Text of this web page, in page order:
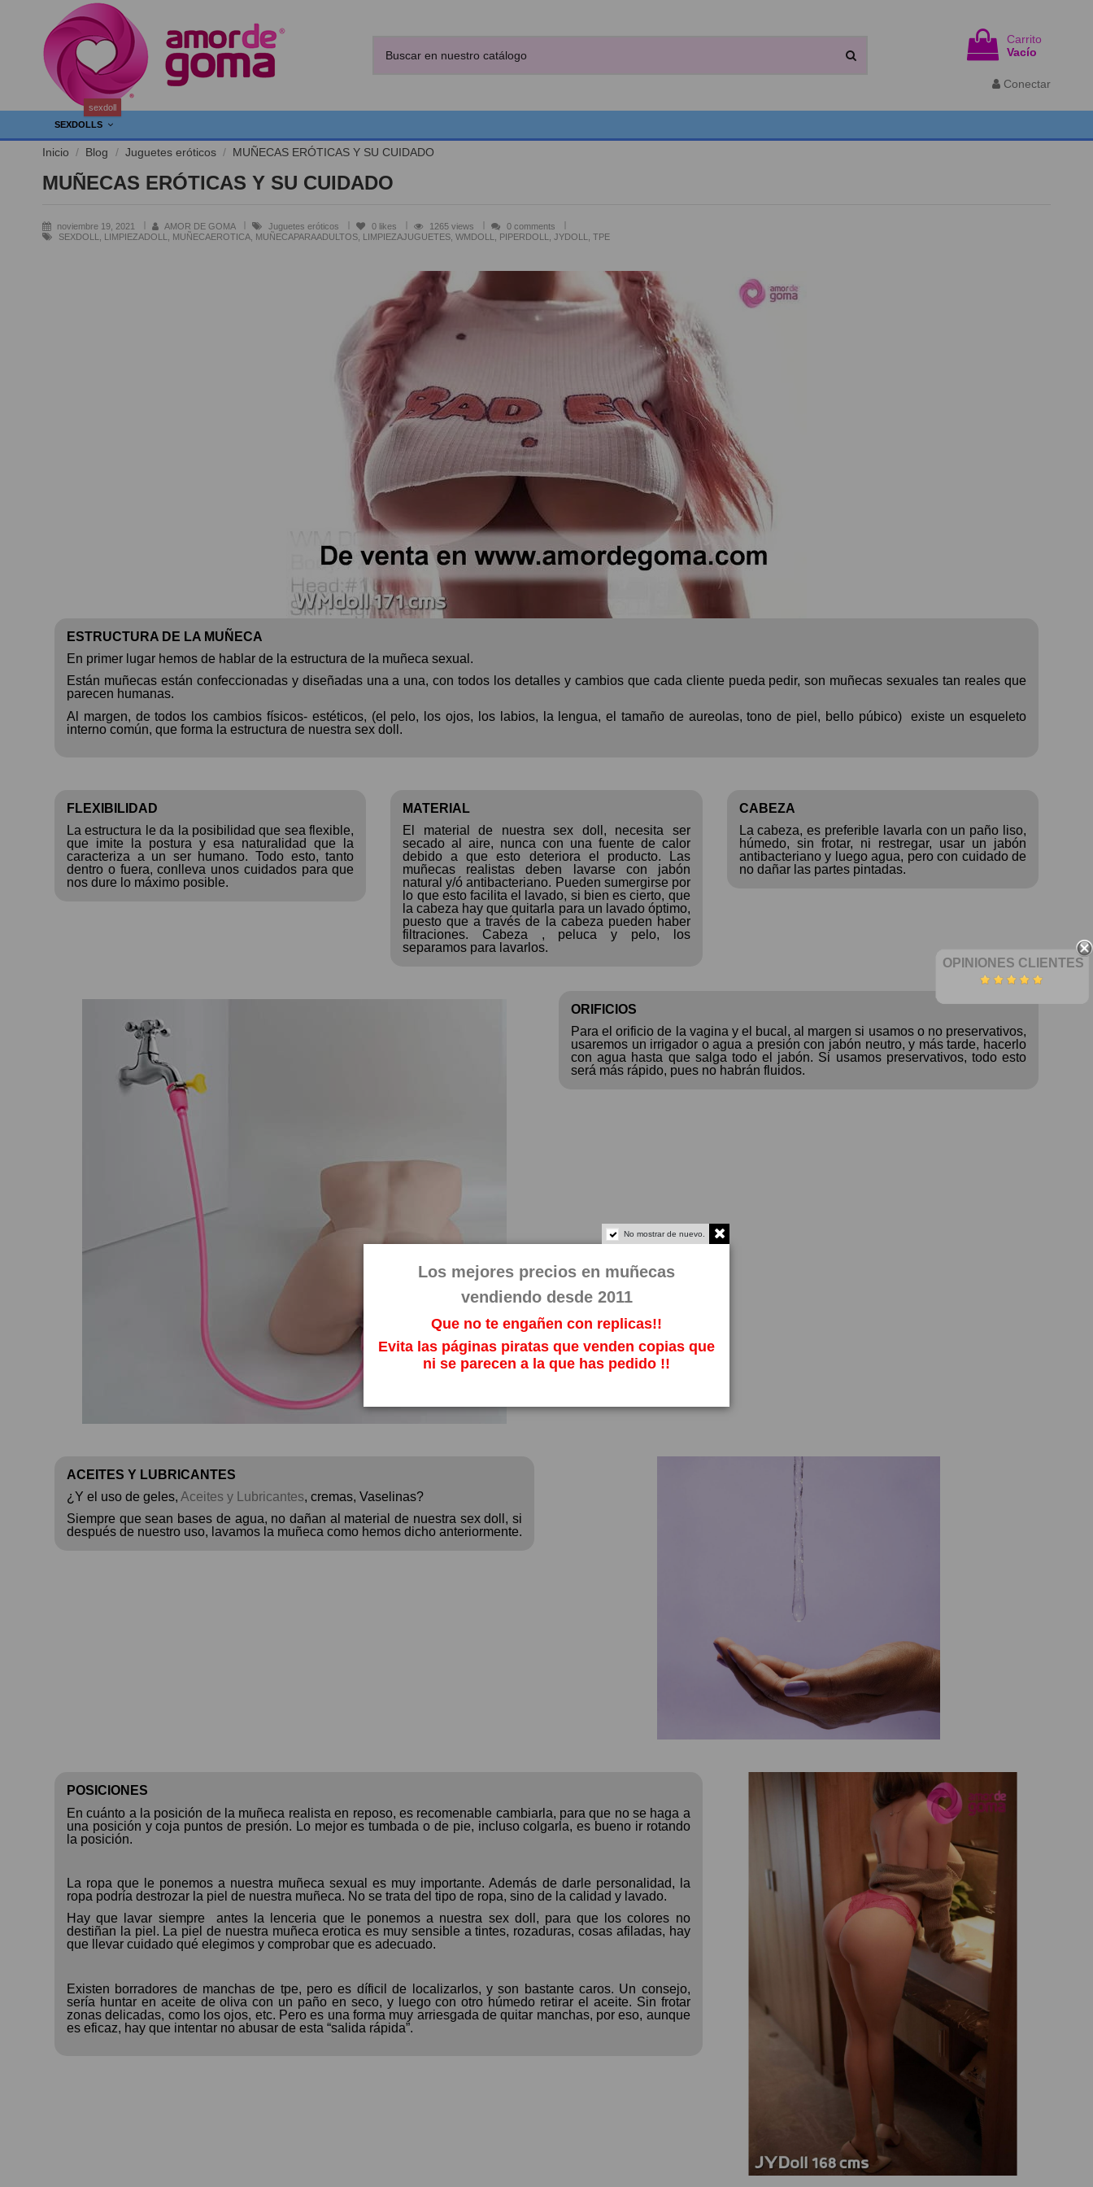
Carrito
Vacío
Conectar
SEXDOLLS
sexdoll
Inicio Blog Juguetes eróticos MUÑECAS ERÓTICAS Y SU CUIDADO
MUÑECAS ERÓTICAS Y SU CUIDADO
noviembre 19, 2021 AMOR DE GOMA Juguetes eróticos 0 likes 1265 views
0 comments
SEXDOLL, LIMPIEZADOLL, MUÑECAEROTICA, MUÑECAPARAADULTOS, LIMPIEZAJUGUETES, WMDOLL, PIPERDOLL, JYDOLL, TPE
ESTRUCTURA DE LA MUÑECA
En primer lugar hemos de hablar de la estructura de la muñeca sexual.
Están muñecas están confeccionadas y diseñadas una a una, con todos los detalles y cambios que cada cliente pueda pedir, son muñecas sexuales tan reales que
parecen humanas.
Al margen, de todos los cambios físicos- estéticos, (el pelo, los ojos, los labios, la lengua, el tamaño de aureolas, tono de piel, bello púbico)
existe un esqueleto
interno común, que forma la estructura de nuestra sex doll.
FLEXIBILIDAD
La estructura le da la posibilidad que sea flexible,
que imite la postura y esa naturalidad que la
caracteriza a un ser humano. Todo esto, tanto
dentro o fuera, conlleva unos cuidados para que
nos dure lo máximo posible.
MATERIAL
El material de nuestra sex doll, necesita ser
secado al aire, nunca con una fuente de calor
debido a que esto deteriora el producto. Las
muñecas realistas deben lavarse con jabón
natural y/ó antibacteriano. Pueden sumergirse por
lo que esto facilita el lavado, si bien es cierto, que
la cabeza hay que quitarla para un lavado óptimo,
puesto que a través de la cabeza pueden haber
filtraciones. Cabeza , peluca y pelo, los
separamos para lavarlos.
CABEZA
La cabeza, es preferible lavarla con un paño liso,
húmedo, sin frotar, ni restregar, usar un jabón
antibacteriano y luego agua, pero con cuidado de
no dañar las partes pintadas.
ORIFICIOS
Para el orificio de la vagina y el bucal, al margen si usamos o no preservativos,
usaremos un irrigador o agua a presión con jabón neutro, y más tarde, hacerlo
con agua hasta que salga todo el jabón. Si usamos preservativos, todo esto
será más rápido, pues no habrán fluidos.
ACEITES Y LUBRICANTES
¿Y el uso de geles, Aceites y Lubricantes, cremas, Vaselinas?
Siempre que sean bases de agua, no dañan al material de nuestra sex doll, si
después de nuestro uso, lavamos la muñeca como hemos dicho anteriormente.
POSICIONES
En cuánto a la posición de la muñeca realista en reposo, es recomenable cambiarla, para que no se haga a
una posición y coja puntos de presión. Lo mejor es tumbada o de pie, incluso colgarla, es bueno ir rotando
la posición.
La ropa que le ponemos a nuestra muñeca sexual es muy importante. Además de darle personalidad, la
ropa podría destrozar la piel de nuestra muñeca. No se trata del tipo de ropa, sino de la calidad y lavado.
Hay que lavar siempre
antes la lenceria que le ponemos a nuestra sex doll, para que los colores no
destiñan la piel. La piel de nuestra muñeca erotica es muy sensible a tintes, rozaduras, cosas afiladas, hay
que llevar cuidado qué elegimos y comprobar que es adecuado.
Existen borradores de manchas de tpe, pero es díficil de localizarlos, y son bastante caros. Un consejo,
sería huntar en aceite de oliva con un paño en seco, y luego con otro húmedo retirar el aceite. Sin frotar
zonas delicadas, como los ojos, etc. Pero es una forma muy arriesgada de quitar manchas, por eso, aunque
es eficaz, hay que intentar no abusar de esta “salida rápida”.
OPINIONES CLIENTES
No mostrar de nuevo.
Los mejores precios en muñecas
vendiendo desde 2011
Que no te engañen con replicas!!
Evita las páginas piratas que venden copias que
ni se parecen a la que has pedido !!